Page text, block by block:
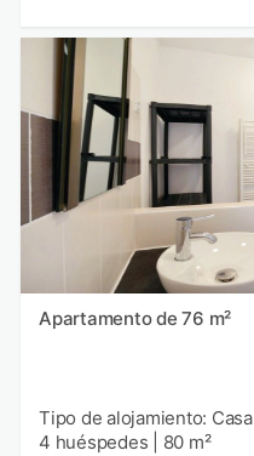
Apartamento de 76 m²
Tipo de alojamiento: Casa
4 huéspedes
80 m²